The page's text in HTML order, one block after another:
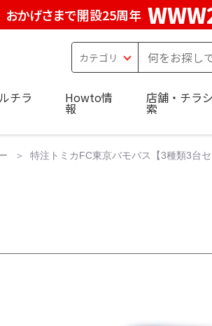
おかげさまで開設25周年
チラ Howto情
報
店舗・チラ
索
特注トミカFC東京バモバス【3種類3台